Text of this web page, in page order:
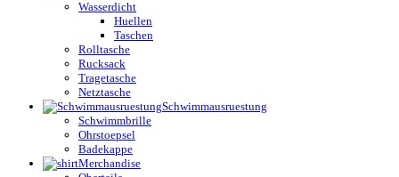
Wasserdicht
Huellen
Taschen
Rolltasche
Rucksack
Tragetasche
Netztasche
Schwimmausruestung
Schwimmbrille
Ohrstoepsel
Badekappe
Merchandise